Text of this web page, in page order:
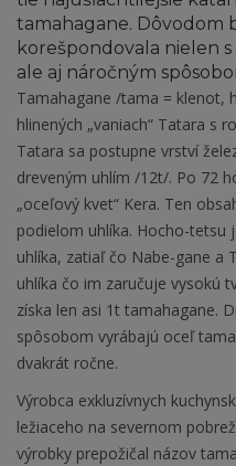
tamahagane. Dôvodom
korešpondovala nielen
ale aj náročným
Tamahagane /tama = klenot,
hlinených „vaniach“ Tatara s
Tatara sa postupne vrství
dreveným uhlím /12t/. Po 72
„oceľový kvet“ Kera. Ten
podielom uhlíka. Hocho-tetsu
uhlíka, zatiaľ čo Nabe-gane a
uhlíka čo im zaručuje vysokú
získa len asi 1t tamahagane.
spôsobom vyrábajú oceľ
dvakrát ročne.
Výrobca exkluzívnych
ležiaceho na severnom
výrobky prepožičal názov